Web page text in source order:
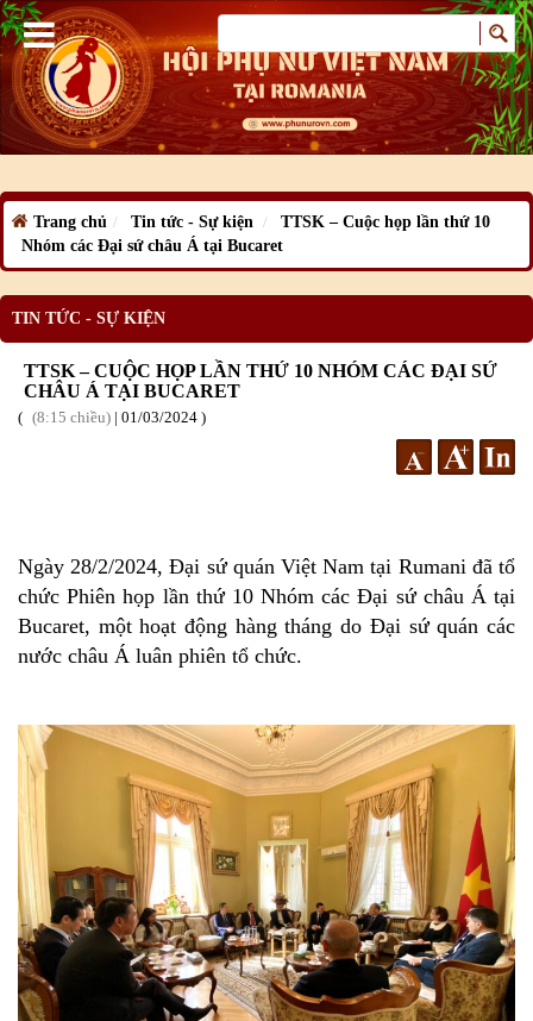
Trang chủ Tin tức - Sự kiện
TTSK – Cuộc họp lần thứ 10
Nhóm các Đại sứ châu Á tại Bucaret
TIN TỨC - SỰ KIỆN
TTSK – CUỘC HỌP LẦN THỨ 10 NHÓM CÁC ĐẠI SỨ
CHÂU Á TẠI BUCARET
8:15 chiều | 01 /03/2024
Ngày 28/2/2024, Đại sứ quán Việt Nam tại Rumani đã tổ
chức Phiên họp lần thứ 10 Nhóm các Đại sứ châu Á tại
Bucaret, một hoạt động hàng tháng do Đại sứ quán các
nước châu Á luân phiên tổ chức.